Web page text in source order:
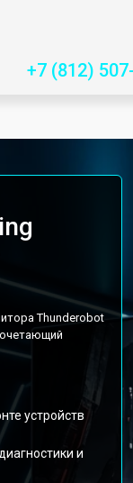
+7 (812)
Thunderobot
устройств
и